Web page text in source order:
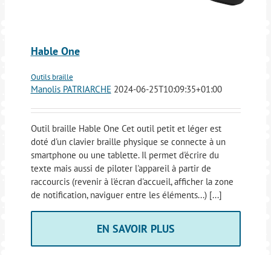
Hable One
Outils braille
Manolis PATRIARCHE 2024-06-25T10:09:35+01:00
Outil braille Hable One Cet outil petit et léger est
doté d'un clavier braille physique se connecte à un
smartphone ou une tablette. Il permet d'écrire du
texte mais aussi de piloter l'appareil à partir de
raccourcis (revenir à l'écran d'accueil, afficher la zone
de notification, naviguer entre les éléments...) [...]
EN SAVOIR PLUS